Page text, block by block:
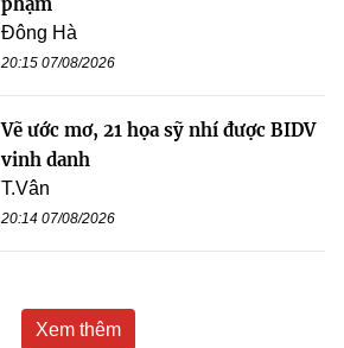
phạm
Đông Hà
20:15 07/08/2026
Vẽ ước mơ, 21 họa sỹ nhí được BIDV
vinh danh
T.Vân
20:14 07/08/2026
Xem thêm